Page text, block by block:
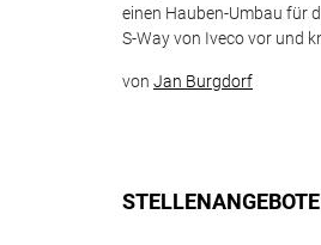
einen Hauben-Umbau für
S-Way von Iveco vor und
von Jan Burgdorf
STELLENANGEBOTE